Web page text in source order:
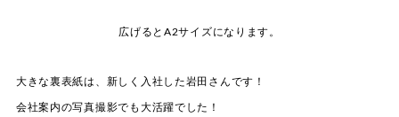
広げるとA2サイズになります。
大きな裏表紙は、新しく入社した岩田さんです！
会社案内の写真撮影でも大活躍でした！